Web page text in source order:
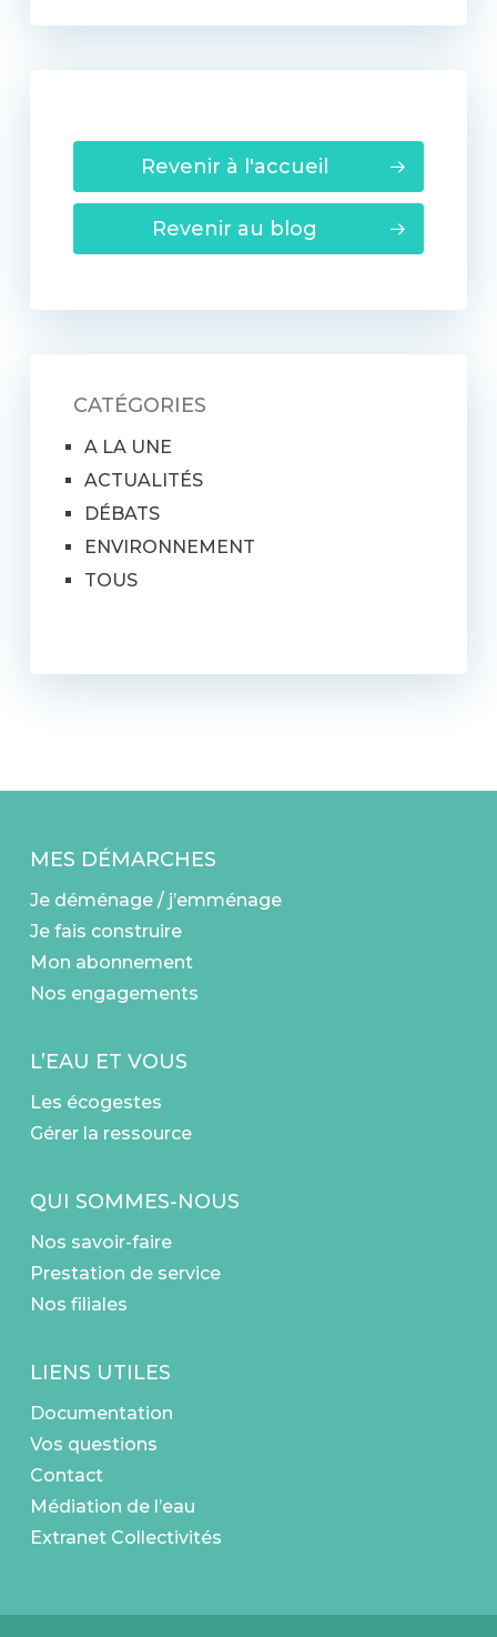
Revenir à l'accueil
Revenir au blog
CATÉGORIES
A LA UNE
ACTUALITÉS
DÉBATS
ENVIRONNEMENT
TOUS
MES DÉMARCHES
Je déménage / j’emménage
Je fais construire
Mon abonnement
Nos engagements
L’EAU ET VOUS
Les écogestes
Gérer la ressource
QUI SOMMES-NOUS
Nos savoir-faire
Prestation de service
Nos filiales
LIENS UTILES
Documentation
Vos questions
Contact
Médiation de l’eau
Extranet Collectivités